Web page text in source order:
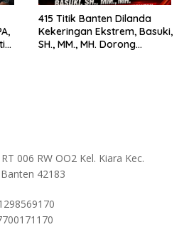
415 Titik Banten Dilanda
Kekeringan Ekstrem, Basuki,
SH., MM., MH. Dorong
006 RW OO2 Kel. Kiara Kec.
42183